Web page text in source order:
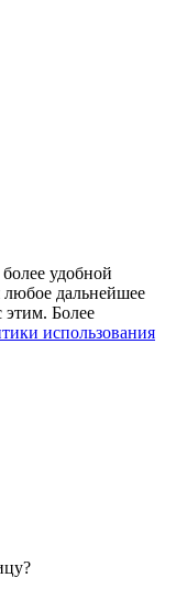
удобной
дальнейшее
этим. Более
использования